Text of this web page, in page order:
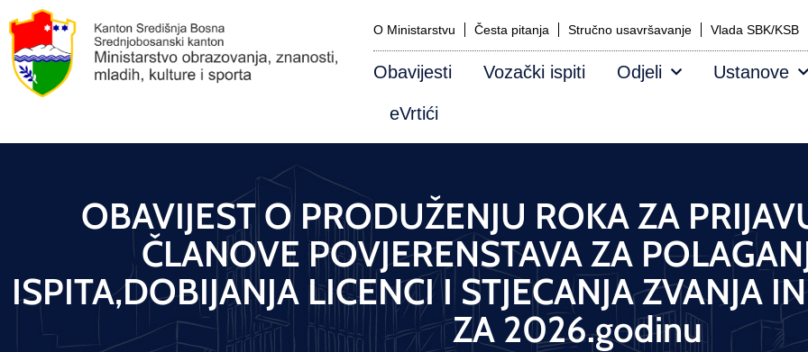
O Ministarstvu Česta pitanja Stručno usavršavanje Vlada SBK/KSB
Obavijesti Vozački ispiti Odjeli Ustanove
eVrtići
OBAVIJEST O PRODUŽENJU ROKA ZA
ČLANOVE POVJERENSTAVA ZA
ISPITA,DOBIJANJA LICENCI I STJECANJA ZVANJA
ZA 2026.godinu